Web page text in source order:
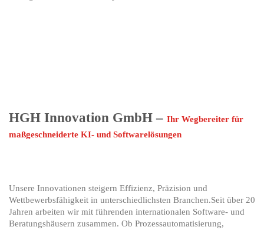
HGH Innovation GmbH – Ihr Wegbereiter für
maßgeschneiderte KI- und Softwarelösungen
Unsere Innovationen steigern Effizienz, Präzision und
Wettbewerbsfähigkeit in unterschiedlichsten Branchen.Seit über 20
Jahren arbeiten wir mit führenden internationalen Software- und
Beratungshäusern zusammen. Ob Prozessautomatisierung,